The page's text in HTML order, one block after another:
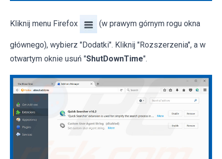
Kliknij menu Firefox (w prawym górnym rogu okna
głównego), wybierz "Dodatki". Kliknij "Rozszerzenia", a w
otwartym oknie usuń "ShutDownTime".